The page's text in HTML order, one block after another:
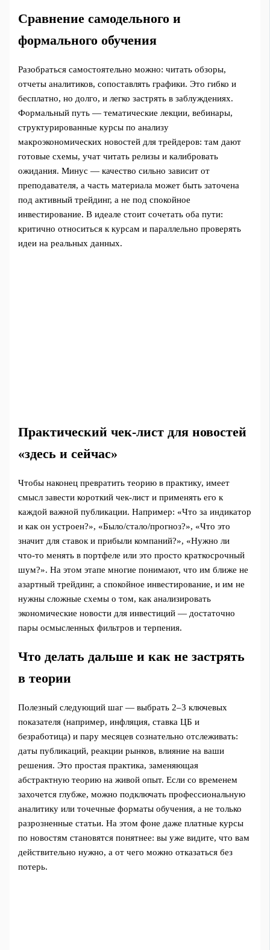
Сравнение самодельного и
формального обучения
Разобраться самостоятельно можно: читать обзоры,
отчеты аналитиков, сопоставлять графики. Это гибко и
бесплатно, но долго, и легко застрять в заблуждениях.
Формальный путь — тематические лекции, вебинары,
структурированные курсы по анализу
макроэкономических новостей для трейдеров: там дают
готовые схемы, учат читать релизы и калибровать
ожидания. Минус — качество сильно зависит от
преподавателя, а часть материала может быть заточена
под активный трейдинг, а не под спокойное
инвестирование. В идеале стоит сочетать оба пути:
критично относиться к курсам и параллельно проверять
идеи на реальных данных.
Практический чек-лист для новостей
«здесь и сейчас»
Чтобы наконец превратить теорию в практику, имеет
смысл завести короткий чек-лист и применять его к
каждой важной публикации. Например: «Что за индикатор
и как он устроен?», «Было/стало/прогноз?», «Что это
значит для ставок и прибыли компаний?», «Нужно ли
что‑то менять в портфеле или это просто краткосрочный
шум?». На этом этапе многие понимают, что им ближе не
азартный трейдинг, а спокойное инвестирование, и им не
нужны сложные схемы о том, как анализировать
экономические новости для инвестиций — достаточно
пары осмысленных фильтров и терпения.
Что делать дальше и как не застрять
в теории
Полезный следующий шаг — выбрать 2–3 ключевых
показателя (например, инфляция, ставка ЦБ и
безработица) и пару месяцев сознательно отслеживать:
даты публикаций, реакции рынков, влияние на ваши
решения. Это простая практика, заменяющая
абстрактную теорию на живой опыт. Если со временем
захочется глубже, можно подключать профессиональную
аналитику или точечные форматы обучения, а не только
разрозненные статьи. На этом фоне даже платные курсы
по новостям становятся понятнее: вы уже видите, что вам
действительно нужно, а от чего можно отказаться без
потерь.